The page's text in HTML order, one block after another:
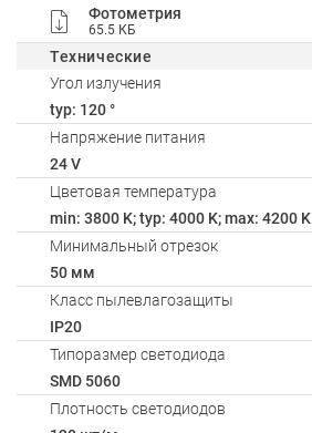
Фотометрия
65.5 КБ
Технические
Угол излучения
typ: 120 °
Напряжение питания
24 V
Цветовая температура
min: 3800 K; typ: 4000 K; max: 4200 K
Минимальный отрезок
50 мм
Класс пылевлагозащиты
IP20
Типоразмер светодиода
SMD 5060
Плотность светодиодов